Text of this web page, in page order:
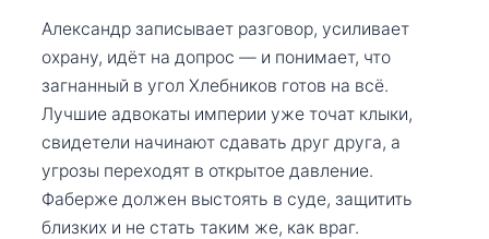
Александр записывает разговор, усиливает
охрану, идёт на допрос — и понимает, что
загнанный в угол Хлебников готов на всё.
Лучшие адвокаты империи уже точат клыки,
свидетели начинают сдавать друг друга, а
угрозы переходят в открытое давление.
Фаберже должен выстоять в суде, защитить
близких и не стать таким же, как враг.